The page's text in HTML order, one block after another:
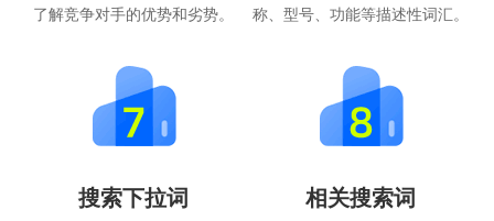
了解竞争对手的优势和劣势。
称、型号、功能等描述性词汇。
搜索下拉词 相关搜索词